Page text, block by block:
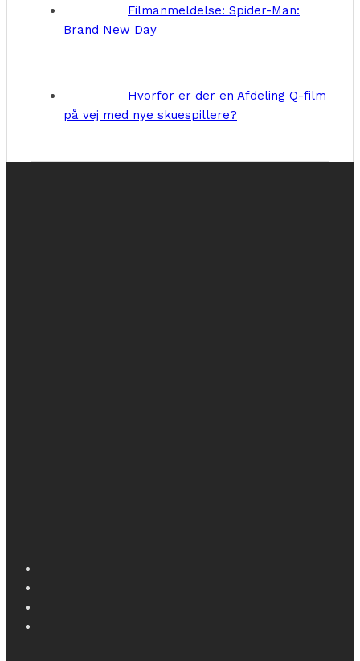
Filmanmeldelse: Spider-Man:
Brand New Day
Hvorfor er der en Afdeling Q-film
på vej med nye skuespillere?